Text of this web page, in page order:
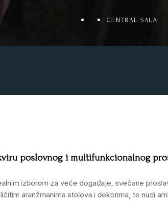
CENTRAL SALA
poslovnog i multifunkcionalnog
izborom za veće događaje, svečane
aranžmanima stolova i dekorima, te nudi